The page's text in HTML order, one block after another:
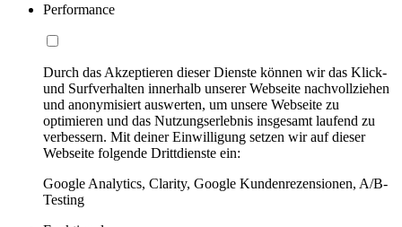
Performance
Durch das Akzeptieren dieser Dienste können wir das Klick-
und Surfverhalten innerhalb unserer Webseite nachvollziehen
und anonymisiert auswerten, um unsere Webseite zu
optimieren und das Nutzungserlebnis insgesamt laufend zu
verbessern. Mit deiner Einwilligung setzen wir auf dieser
Webseite folgende Drittdienste ein:
Google Analytics, Clarity, Google Kundenrezensionen, A/B-
Testing